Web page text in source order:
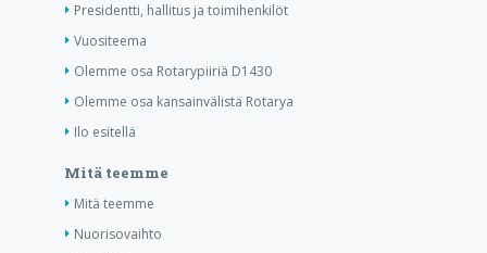
Presidentti, hallitus ja toimihenkilöt
Vuositeema
Olemme osa Rotarypiiriä D1430
Olemme osa kansainvälistä Rotarya
Ilo esitellä
Mitä teemme
Mitä teemme
Nuorisovaihto